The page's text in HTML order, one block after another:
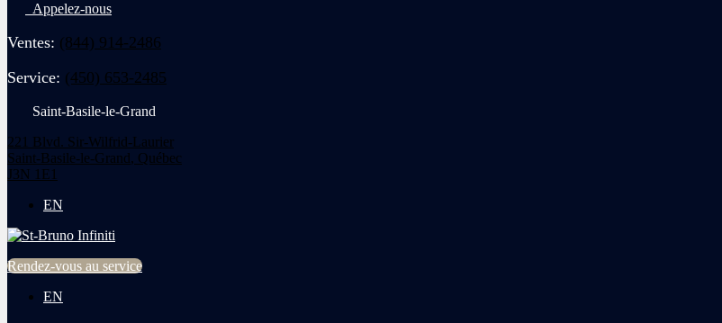
Appelez-nous
Ventes: (844) 914-2486
Service: (450) 653-2485
Saint-Basile-le-Grand
221 Blvd. Sir-Wilfrid-Laurier
Saint-Basile-le-Grand, Québec
J3N 1E1
EN
Rendez-vous au service
EN